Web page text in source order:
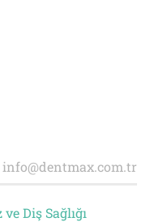
Diş Sağlığı